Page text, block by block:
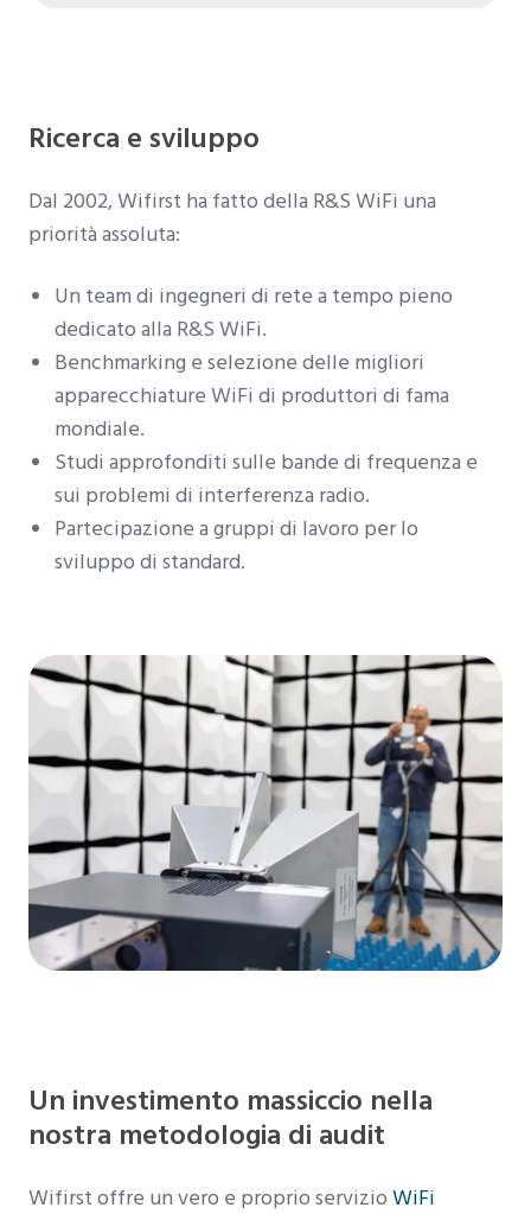
Ricerca e sviluppo
Dal 2002, Wifirst ha fatto della R&S WiFi una
priorità assoluta:
Un team di ingegneri di rete a tempo pieno
dedicato alla R&S WiFi.
Benchmarking e selezione delle migliori
apparecchiature WiFi di produttori di fama
mondiale.
Studi approfonditi sulle bande di frequenza e
sui problemi di interferenza radio.
Partecipazione a gruppi di lavoro per lo
sviluppo di standard.
Un investimento massiccio nella
nostra metodologia di audit
Wifirst offre un vero e proprio servizio WiFi